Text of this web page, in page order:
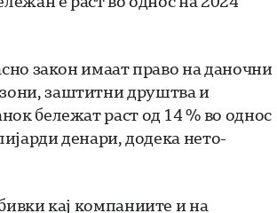
закон имаат право на даночни
заштитни друштва и
бележат раст од 14 % во однос
денари, додека нето-
кај компаниите и на